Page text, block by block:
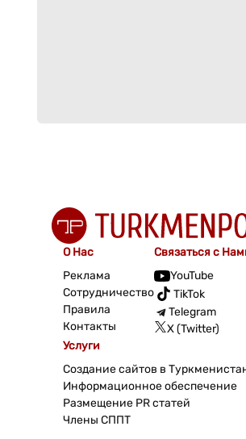
О Нас
Реклама
Сотрудничество
Правила
Контакты
Связаться с
YouTube
TikTok
Telegram
X (Twitter)
Услуги
Создание сайтов в
Информационное обеспечение
Размещение PR статей
Члены СППТ